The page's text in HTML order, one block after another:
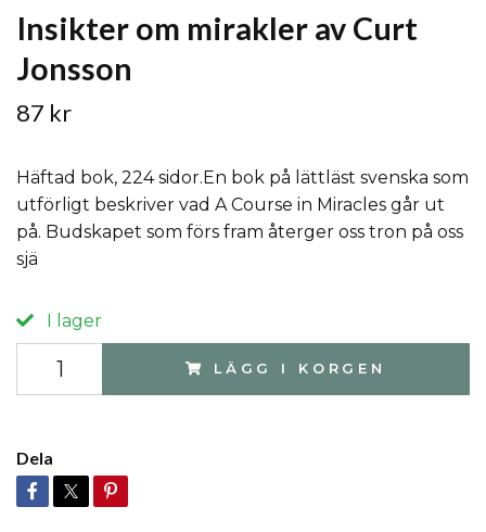
Insikter om mirakler av Curt
Jonsson
87 kr
Häftad bok, 224 sidor.En bok på lättläst svenska som
utförligt beskriver vad A Course in Miracles går ut
på. Budskapet som förs fram återger oss tron på oss
sjä
I lager
LÄGG I KORGEN
Dela